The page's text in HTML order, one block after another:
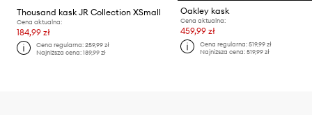
Thousand kask JR Collection XSmall
Cena aktualna:
184,99 zł
Cena regularna:259,99 zł
Najniższa cena:189,99 zł
Oakley kask
Cena aktualna:
459,99 zł
Cena regularna: 519,99 zł
Najniższa cena: 519,99 zł